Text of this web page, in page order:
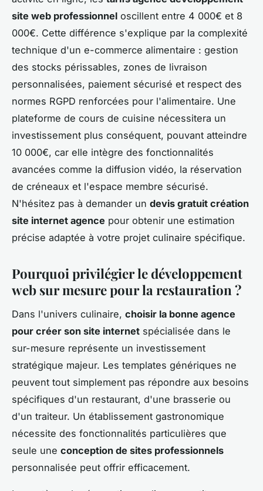
site web professionnel oscillent entre 4 000€ et 8
000€. Cette différence s'explique par la complexité
technique d'un e-commerce alimentaire : gestion
des stocks périssables, zones de livraison
personnalisées, paiement sécurisé et respect des
normes RGPD renforcées pour l'alimentaire. Une
plateforme de cours de cuisine nécessitera un
investissement plus conséquent, pouvant atteindre
10 000€, car elle intègre des fonctionnalités
avancées comme la diffusion vidéo, la réservation
de créneaux et l'espace membre sécurisé.
N'hésitez pas à demander un devis gratuit création
site internet agence pour obtenir une estimation
précise adaptée à votre projet culinaire spécifique.
Pourquoi privilégier le développement
web sur mesure pour la restauration ?
Dans l'univers culinaire, choisir la bonne agence
pour créer son site internet spécialisée dans le
sur-mesure représente un investissement
stratégique majeur. Les templates génériques ne
peuvent tout simplement pas répondre aux besoins
spécifiques d'un restaurant, d'une brasserie ou
d'un traiteur. Un établissement gastronomique
nécessite des fonctionnalités particulières que
seule une conception de sites professionnels
personnalisée peut offrir efficacement.